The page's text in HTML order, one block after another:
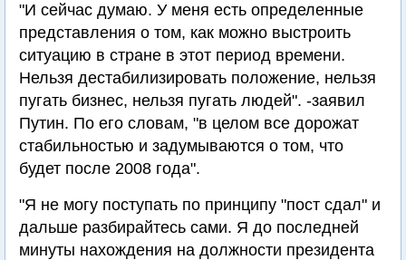
"И сейчас думаю. У меня есть определенные
представления о том, как можно выстроить
ситуацию в стране в этот период времени.
Нельзя дестабилизировать положение, нельзя
пугать бизнес, нельзя пугать людей". -заявил
Путин. По его словам, "в целом все дорожат
стабильностью и задумываются о том, что
будет после 2008 года".
"Я не могу поступать по принципу "пост сдал" и
дальше разбирайтесь сами. Я до последней
минуты нахождения на должности президента